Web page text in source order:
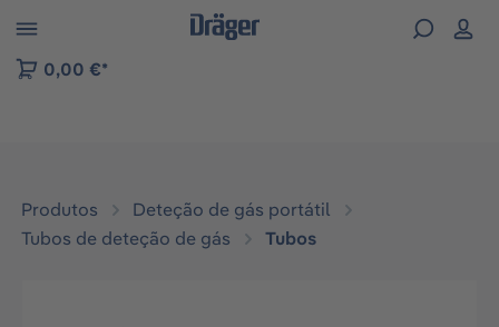
to B2B platform navigation
0,00 €*
Produtos
Deteção de gás portátil
Tubos de deteção de gás
Tubos